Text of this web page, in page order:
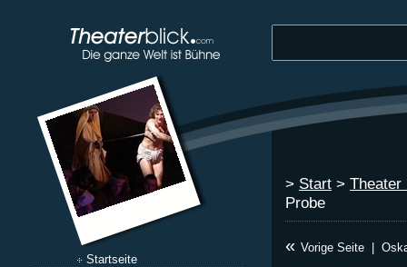
Startseite
> Start > Theater
Probe
« Vorige Seite